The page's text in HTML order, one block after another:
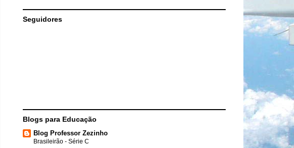
Seguidores
Blogs para Educação
Blog Professor Zezinho
Brasileirão - Série C